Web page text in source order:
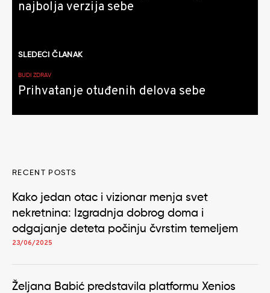
najbolja verzija sebe
SLEDEĆI ČLANAK
BUDI ZDRAV
Prihvatanje otuđenih delova sebe
RECENT POSTS
Kako jedan otac i vizionar menja svet
nekretnina: Izgradnja dobrog doma i
odgajanje deteta počinju čvrstim temeljem
23/06/2025
Željana Babić predstavila platformu Xenios